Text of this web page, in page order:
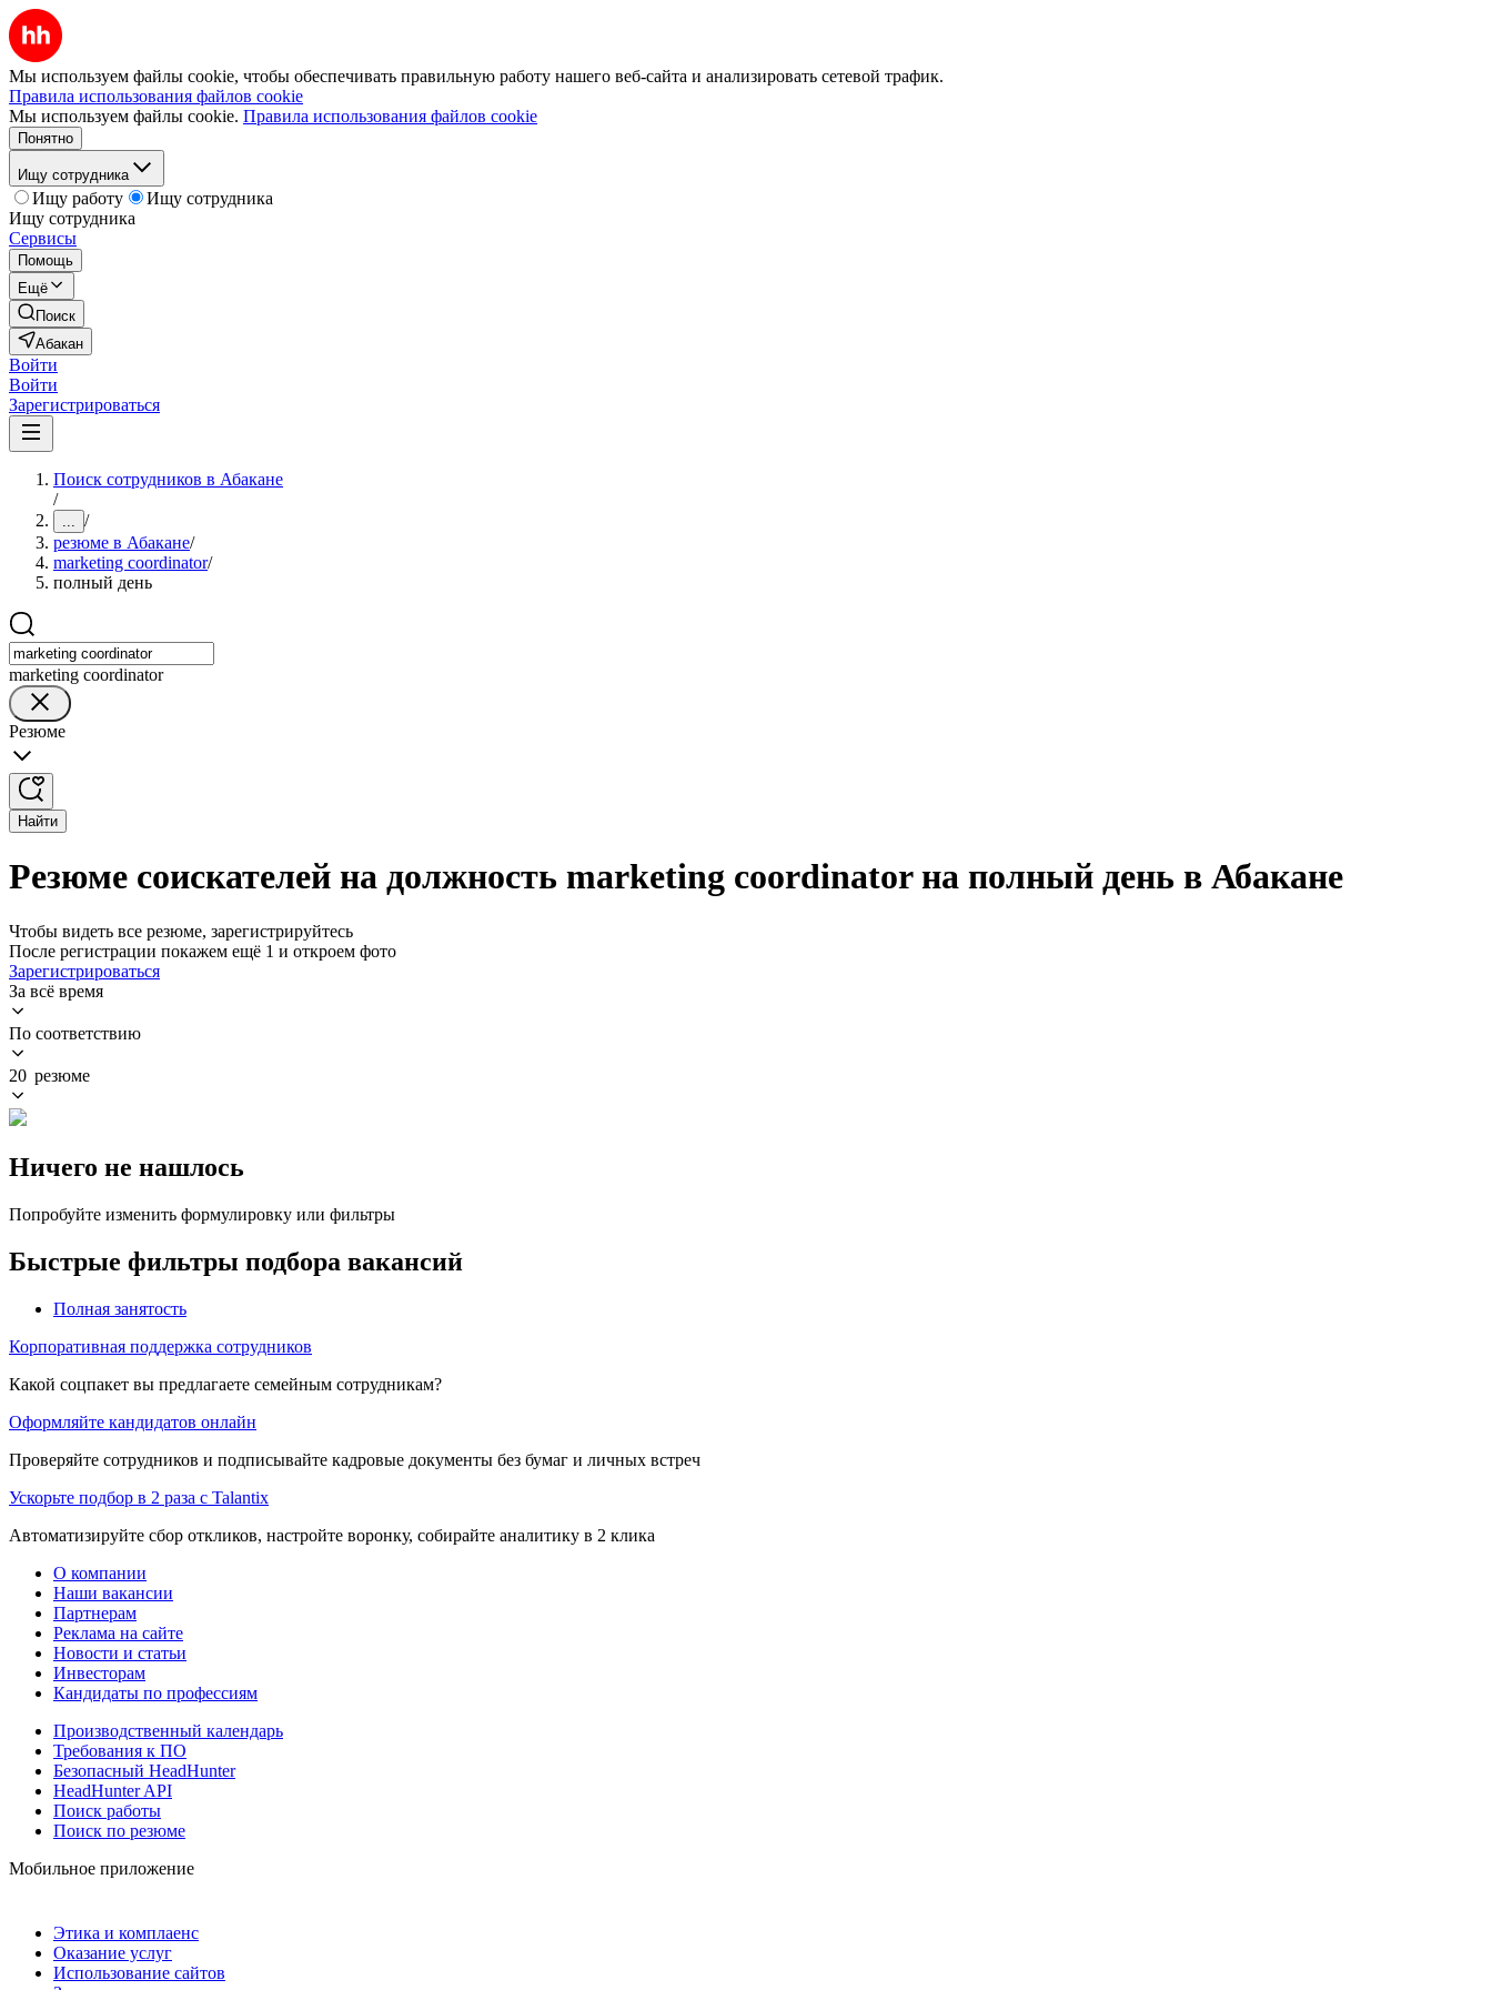
Мы используем файлы cookie, чтобы обеспечивать правильную работу нашего веб-сайта и анализировать сетевой трафик.
Правила использования файлов cookie
Мы используем файлы cookie. Правила использования файлов cookie
Понятно
Ищу сотрудника
Ищу работу
Ищу сотрудника
Ищу сотрудника
Сервисы
Помощь
Ещё
Поиск
Абакан
Войти
Войти
Зарегистрироваться
Поиск сотрудников в Абакане
/
... /
резюме в Абакане/
marketing coordinator/
полный день
marketing coordinator
Резюме
Найти
Резюме соискателей на должность marketing coordinator на полный день в Абакане
Чтобы видеть все резюме, зарегистрируйтесь
После регистрации покажем ещё 1 и откроем фото
Зарегистрироваться
За всё время
По соответствию
20 резюме
Ничего не нашлось
Попробуйте изменить формулировку или фильтры
Быстрые фильтры подбора вакансий
Полная занятость
Корпоративная поддержка сотрудников
Какой соцпакет вы предлагаете семейным сотрудникам?
Оформляйте кандидатов онлайн
Проверяйте сотрудников и подписывайте кадровые документы без бумаг и личных встреч
Ускорьте подбор в 2 раза с Talantix
Автоматизируйте сбор откликов, настройте воронку, собирайте аналитику в 2 клика
О компании
Наши вакансии
Партнерам
Реклама на сайте
Новости и статьи
Инвесторам
Кандидаты по профессиям
Производственный календарь
Требования к ПО
Безопасный HeadHunter
HeadHunter API
Поиск работы
Поиск по резюме
Мобильное приложение
Этика и комплаенс
Оказание услуг
Использование сайтов